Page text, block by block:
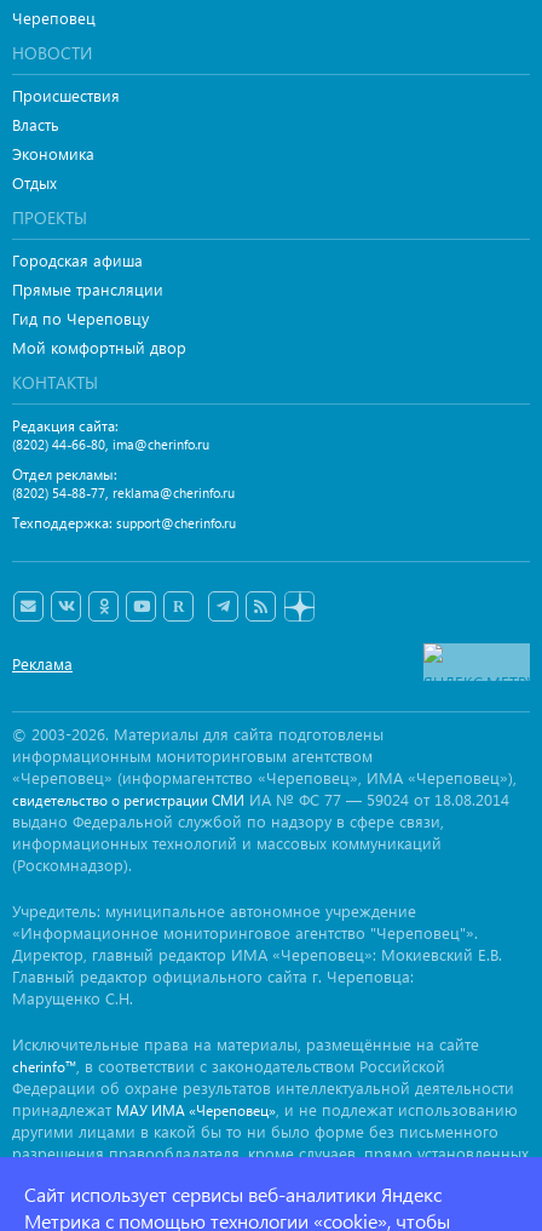
Череповец
НОВОСТИ
Происшествия
Власть
Экономика
Отдых
ПРОЕКТЫ
Городская афиша
Прямые трансляции
Гид по Череповцу
Мой комфортный двор
КОНТАКТЫ
Редакция сайта:
(8202) 44-66-80, ima@cherinfo.ru
Отдел рекламы:
(8202) 54-88-77, reklama@cherinfo.ru
Техподдержка: support@cherinfo.ru
Реклама
© 2003-2026. Материалы для сайта подготовлены
информационным мониторинговым агентством
«Череповец» (информагентство «Череповец», ИМА «Череповец»),
свидетельство о регистрации СМИ ИА № ФС 77 — 59024 от 18.08.2014
выдано Федеральной службой по надзору в сфере связи,
информационных технологий и массовых коммуникаций
(Роскомнадзор).
Учредитель: муниципальное автономное учреждение
«Информационное мониторинговое агентство "Череповец"».
Директор, главный редактор ИМА «Череповец»: Мокиевский Е.В.
Главный редактор официального сайта г. Череповца:
Марущенко С.Н.
Исключительные права на материалы, размещённые на сайте
cherinfo™ , в соответствии с законодательством Российской
Федерации об охране результатов интеллектуальной деятельности
принадлежат МАУ ИМА «Череповец» , и не подлежат использованию
другими лицами в какой бы то ни было форме без письменного
разрешения правообладателя, кроме случаев, прямо установленных
ima@cherinfo.ru. Мнение авторов может не совпадать с мнением
редакции.
Сайт использует сервисы веб-аналитики Яндекс
Метрика с помощью технологии «cookie», чтобы